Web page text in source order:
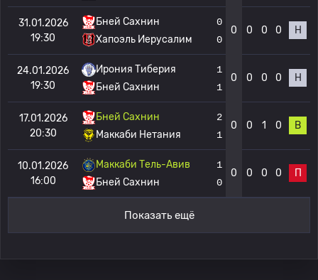
31.01.2026
19:30
Бней Сахнин
Хапоэль Иерусалим
0
0
0 0 0 0 Н
24.01.2026
19:30
Ирония Тиберия
Бней Сахнин
1
1
0 0 0 0 Н
17.01.2026
20:30
Бней Сахнин
Маккаби Нетания
2
1
0 0 1 0 В
10.01.2026
16:00
Маккаби Тель-Авив
Бней Сахнин
1
0
0 0 0 0 П
Показать ещё